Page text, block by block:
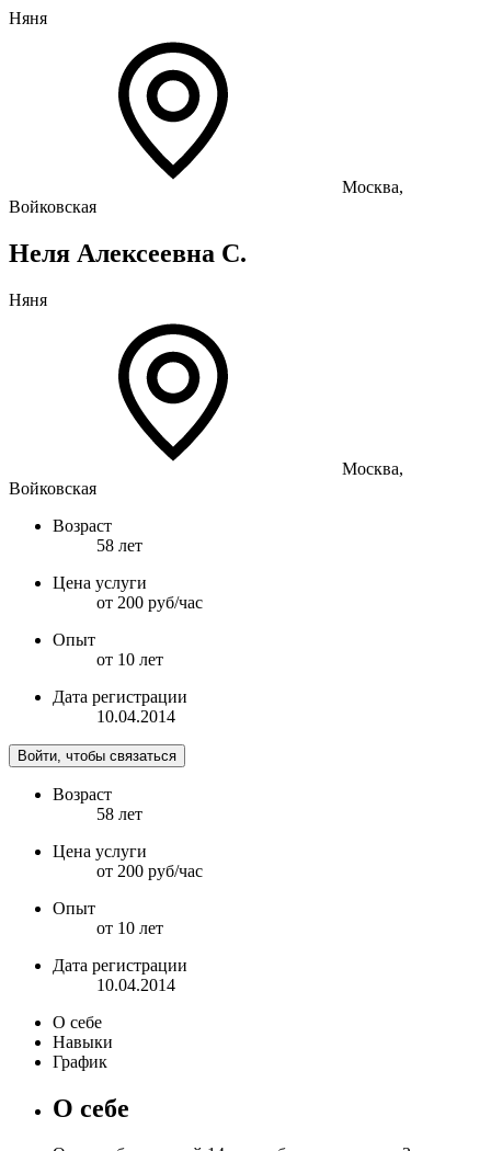
Няня
Москва,
Войковская
Неля Алексеевна С.
Няня
Москва,
Войковская
Возраст
58 лет
Цена услуги
от 200 руб/час
Опыт
от 10 лет
Дата регистрации
10.04.2014
Войти, чтобы связаться
Возраст
58 лет
Цена услуги
от 200 руб/час
Опыт
от 10 лет
Дата регистрации
10.04.2014
О себе
Навыки
График
О себе